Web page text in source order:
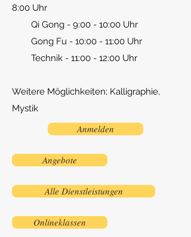
8:00 Uhr
Qi Gong - 9:00 - 10:00 Uhr
Gong Fu - 10:00 - 11:00 Uhr
Technik - 11:00 - 12:00 Uhr
Weitere Möglichkeiten; Kalligraphie,
Mystik
Anmelden
Angebote
Alle Dienstleistungen
Onlineklassen